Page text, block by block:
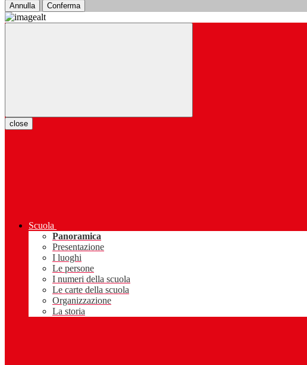
Annulla Conferma
close
Scuola
Panoramica
Presentazione
I luoghi
Le persone
I numeri della scuola
Le carte della scuola
Organizzazione
La storia